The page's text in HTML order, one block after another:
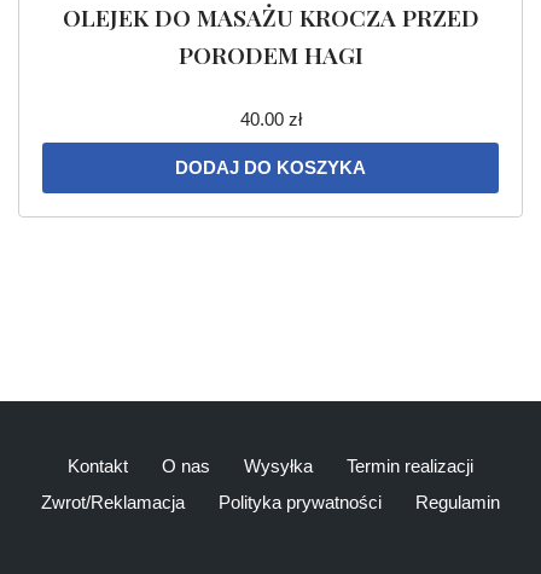
OLEJEK DO MASAŻU KROCZA PRZED
PORODEM HAGI
40.00 zł
DODAJ DO KOSZYKA
Kontakt O nas Wysyłka
Termin realizacji
Zwrot/Reklamacja
Polityka prywatności Regulamin